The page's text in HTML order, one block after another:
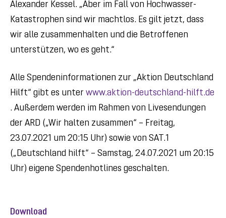
Alexander Kessel. „Aber im Fall von Hochwasser-
Katastrophen sind wir machtlos. Es gilt jetzt, dass
wir alle zusammenhalten und die Betroffenen
unterstützen, wo es geht.“
Alle Spendeninformationen zur „Aktion Deutschland
Hilft“ gibt es unter www.aktion-deutschland-hilft.de
. Außerdem werden im Rahmen von Livesendungen
der ARD („Wir halten zusammen“ – Freitag,
23.07.2021 um 20:15 Uhr) sowie von SAT.1
(„Deutschland hilft“ – Samstag, 24.07.2021 um 20:15
Uhr) eigene Spendenhotlines geschalten.
Download